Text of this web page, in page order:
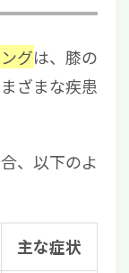
グは、膝の
ざまな疾患
、以下のよ
主な症状